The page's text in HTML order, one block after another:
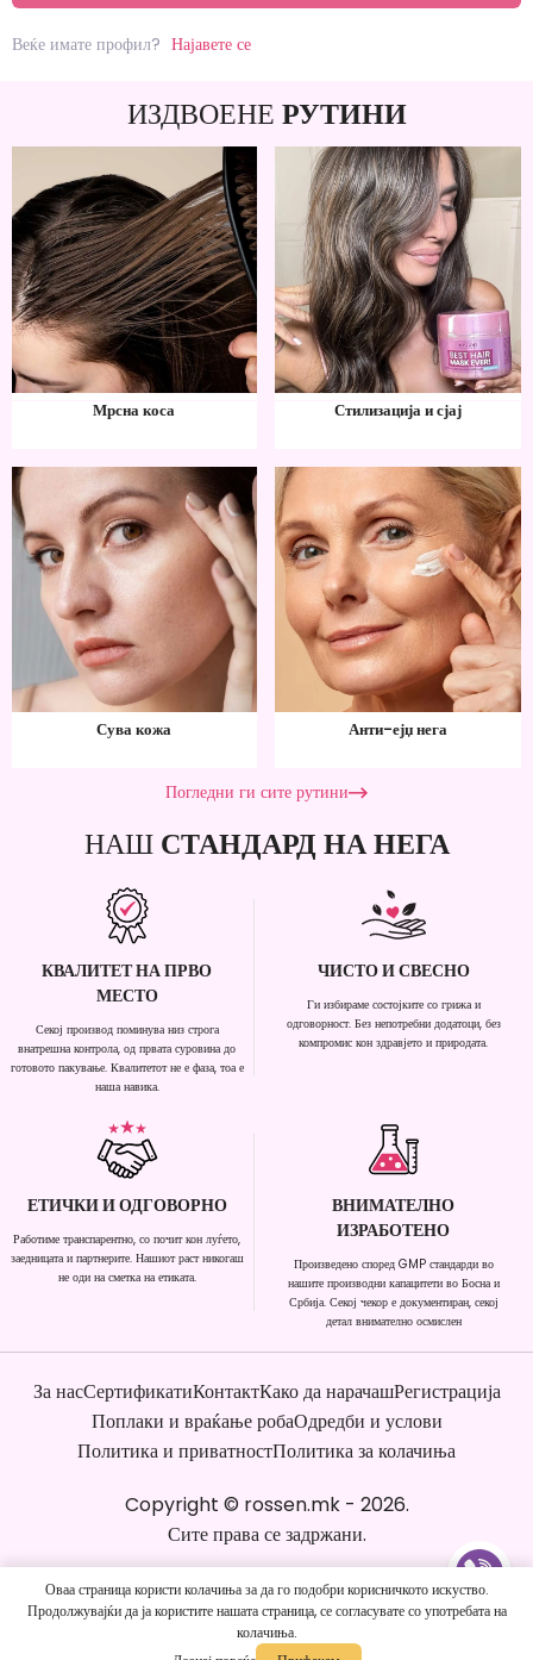
Веќе имате профил? Најавете се
ИЗДВОЕНЕ РУТИНИ
Мрсна коса Стилизација и сјај
Сува кожа Анти-ејџ нега
Погледни ги сите рутини
НАШ СТАНДАРД НА НЕГА
КВАЛИТЕТ НА ПРВО
МЕСТО
Секој производ поминува низ строга
внатрешна контрола, од првата суровина до
готовото пакување. Квалитетот не е фаза, тоа е
наша навика.
ЧИСТО И СВЕСНО
Ги избираме состојките со грижа и
одговорност. Без непотребни додатоци, без
компромис кон здравјето и природата.
ЕТИЧКИ И ОДГОВОРНО
Работиме транспарентно, со почит кон луѓето,
заедницата и партнерите. Нашиот раст никогаш
не оди на сметка на етиката.
ВНИМАТЕЛНО
ИЗРАБОТЕНО
Произведено според GMP стандарди во
нашите производни капацитети во Босна и
Србија. Секој чекор е документиран, секој
детал внимателно осмислен
За насСертификатиКонтактКако да нарачашРегистрација
Поплаки и враќање робаОдредби и услови
Политика и приватностПолитика за колачиња
Copyright © rossen.mk- 2026.
Сите права се задржани.
Оваа страница користи колачиња за да го подобри корисничкото искуство.
Продолжувајќи да ја користите нашата страница, се согласувате со употребата на
колачиња.